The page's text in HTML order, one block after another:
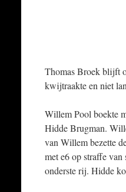
Thomas Broek blijft
kwijtraakte en niet
Willem Pool boekte
Hidde Brugman.
van Willem bezette
met e6 op straffe
onderste rij. Hidde